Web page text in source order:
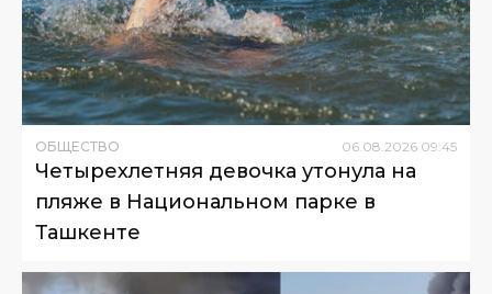
ОБЩЕСТВО 06.08.2026 09:45
Четырехлетняя девочка утонула на
пляже в Национальном парке в
Ташкенте